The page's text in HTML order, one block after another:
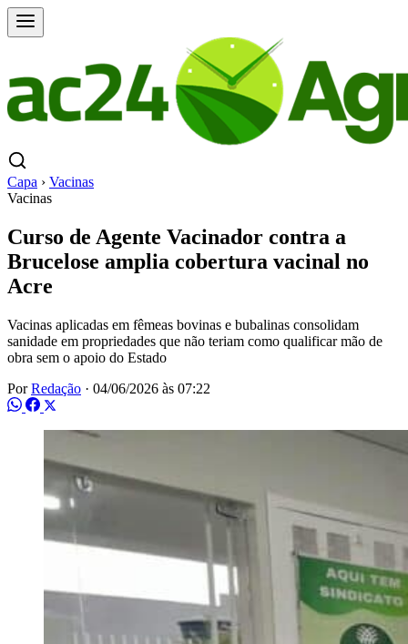
Capa › Vacinas
Vacinas
Curso de Agente Vacinador contra a
Brucelose amplia cobertura vacinal no
Acre
Vacinas aplicadas em fêmeas bovinas e bubalinas consolidam
sanidade em propriedades que não teriam como qualificar mão de
obra sem o apoio do Estado
PorRedação · 04/06/2026 às 07:22